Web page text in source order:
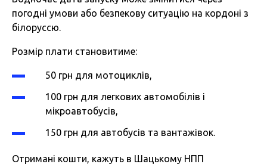
погодні умови або безпекову ситуацію на кордоні з
білоруссю.
Розмір плати становитиме:
50 грн для мотоциклів,
100 грн для легкових автомобілів і
мікроавтобусів,
150 грн для автобусів та вантажівок.
Отримані кошти, кажуть в Шацькому НПП